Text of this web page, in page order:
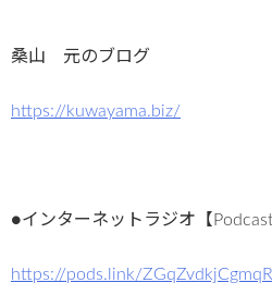
桑山 元のブログ
https://kuwayama.biz/
●インターネットラジオ【
https://pods.link/ZGqZvdkjCgmqR